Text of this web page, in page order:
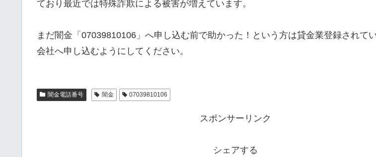
ており最近では特殊詐欺による被害が増えています。
まだ闇金「07039810106」へ申し込む前で助かった！という方は貸金業登録されて
会社へ申し込むようにしてください。
闇金電話番号 闇金 07039810106
スポンサーリンク
シェアする